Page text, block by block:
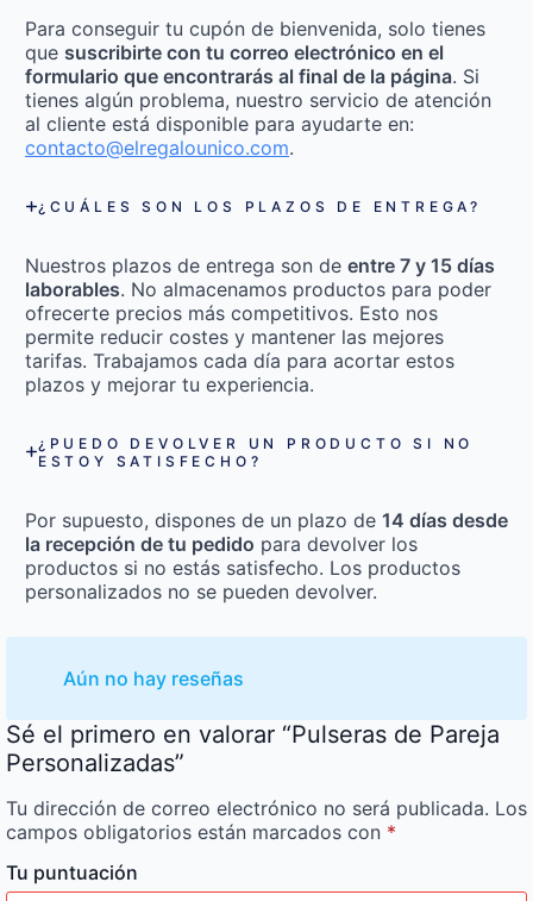
Para conseguir tu cupón de bienvenida, solo tienes
que suscribirte con tu correo electrónico en el
formulario que encontrarás al final de la página. Si
tienes algún problema, nuestro servicio de atención
al cliente está disponible para ayudarte en:
contacto@elregalounico.com.
¿CUÁLES SON LOS PLAZOS DE ENTREGA?
Nuestros plazos de entrega son de entre 7 y 15 días
laborables. No almacenamos productos para poder
ofrecerte precios más competitivos. Esto nos
permite reducir costes y mantener las mejores
tarifas. Trabajamos cada día para acortar estos
plazos y mejorar tu experiencia.
¿PUEDO DEVOLVER UN PRODUCTO SI NO
ESTOY SATISFECHO?
Por supuesto, dispones de un plazo de 14 días desde
la recepción de tu pedido para devolver los
productos si no estás satisfecho. Los productos
personalizados no se pueden devolver.
Aún no hay reseñas
Sé el primero en valorar “Pulseras de Pareja
Personalizadas”
Tu dirección de correo electrónico no será publicada. Los
campos obligatorios están marcados con *
Tu puntuación